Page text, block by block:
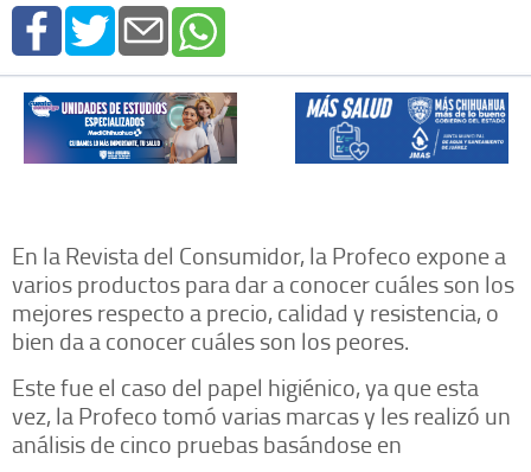
En la Revista del Consumidor, la Profeco expone a
varios productos para dar a conocer cuáles son los
mejores respecto a precio, calidad y resistencia, o
bien da a conocer cuáles son los peores.
Este fue el caso del papel higiénico, ya que esta
vez, la Profeco tomó varias marcas y les realizó un
análisis de cinco pruebas basándose en